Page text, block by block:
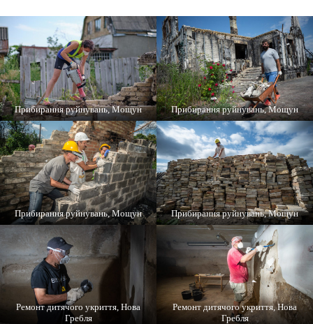
Прибирання руйнувань, Мощун Прибирання руйнувань, Мощун
Прибирання руйнувань, Мощун Прибирання руйнувань, Мощун
Ремонт дитячого укриття, Нова
Гребля
Ремонт дитячого укриття, Нова
Гребля